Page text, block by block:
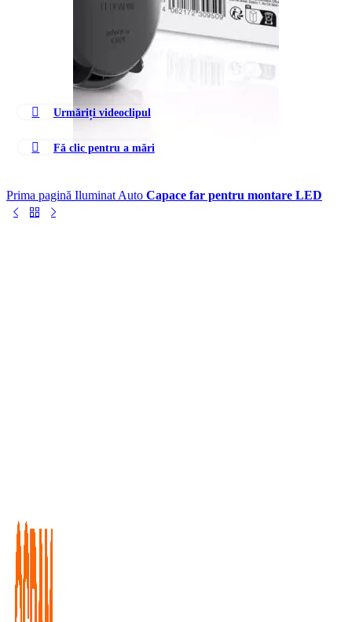
Urmăriți videoclipul
Fă clic pentru a mări
Prima pagină Iluminat Auto Capace far pentru montare LED